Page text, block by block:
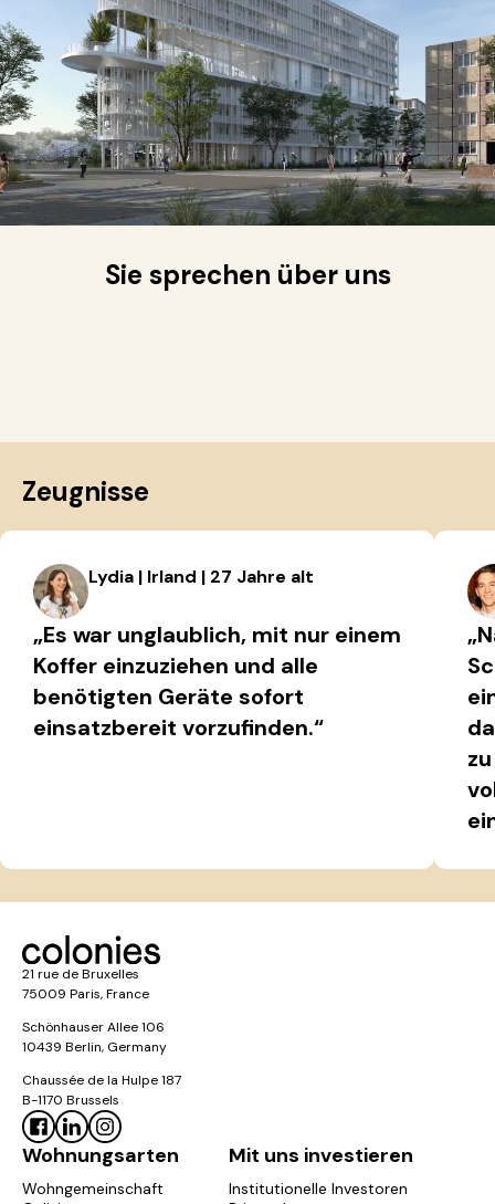
Sie sprechen über uns
Zeugnisse
Lydia | Irland | 27 Jahre alt
„Es war unglaublich, mit nur einem
Koffer einzuziehen und alle
benötigten Geräte sofort
einsatzbereit vorzufinden.“
21 rue de Bruxelles
75009 Paris, France
Schönhauser Allee 106
10439 Berlin, Germany
Chaussée de la Hulpe 187
B-1170 Brussels
Wohnungsarten
Wohngemeinschaft
Mit uns investieren
Institutionelle Investoren